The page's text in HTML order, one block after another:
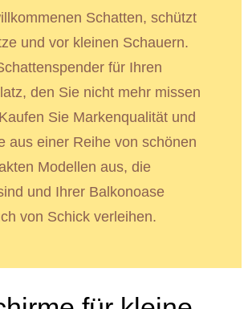
Schatten, schützt
und vor kleinen Schauern.
für Ihren
den Sie nicht mehr missen
Sie Markenqualität und
aus einer Reihe von schönen
Modellen aus, die
und Ihrer Balkonoase
von Schick verleihen.